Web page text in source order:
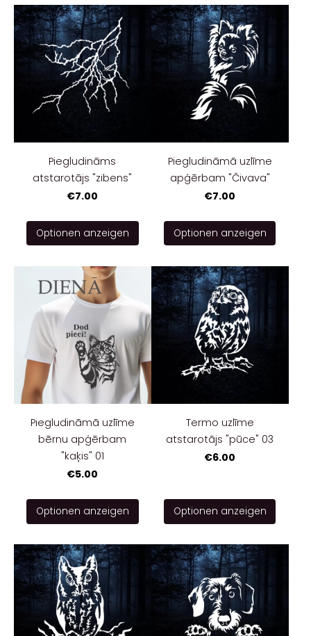
Piegludināms
atstarotājs "zibens"
€7.00
Optionen anzeigen
Piegludināmā uzlīme
apģērbam "Čivava"
€7.00
Optionen anzeigen
Piegludināmā uzlīme
bērnu apģērbam
"kaķis" 01
€5.00
Optionen anzeigen
Termo uzlīme
atstarotājs "pūce" 03
€6.00
Optionen anzeigen